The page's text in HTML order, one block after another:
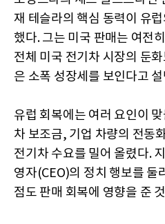
재 테슬라의 핵심 동력이 유
했다. 그는 미국 판매는 여전
전체 미국 전기차 시장의 둔
은 소폭 성장세를 보인다고
유럽 회복에는 여러 요인이
차 보조금, 기업 차량의 전동
전기차 수요를 밀어 올렸다.
영자(CEO)의 정치 행보를 둘
점도 판매 회복에 영향을 준